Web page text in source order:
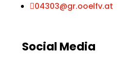
04303@gr.ooelfv.at
Social Media